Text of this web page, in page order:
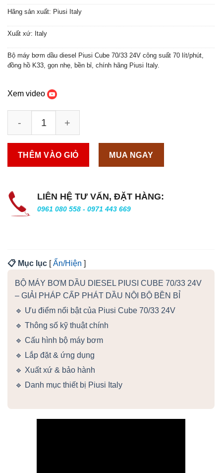
Hãng sản xuất: Piusi Italy
Xuất xứ: Italy
Bộ máy bơm dầu diesel Piusi Cube 70/33 24V công suất 70 lít/phút,
đồng hồ K33, gọn nhẹ, bền bỉ, chính hãng Piusi Italy.
Xem video
THÊM VÀO GIỎ MUA NGAY
LIÊN HỆ TƯ VẤN, ĐẶT HÀNG:
0961 080 558 - 0971 443 669
📋 Mục lục [Ẩn/Hiện ]
BỘ MÁY BƠM DẦU DIESEL PIUSI CUBE 70/33 24V
– GIẢI PHÁP CẤP PHÁT DẦU NỘI BỘ BỀN BỈ
🔹 Ưu điểm nổi bật của Piusi Cube 70/33 24V
🔹 Thông số kỹ thuật chính
🔹 Cấu hình bộ máy bơm
🔹 Lắp đặt & ứng dụng
🔹 Xuất xứ & bảo hành
🔹 Danh mục thiết bị Piusi Italy